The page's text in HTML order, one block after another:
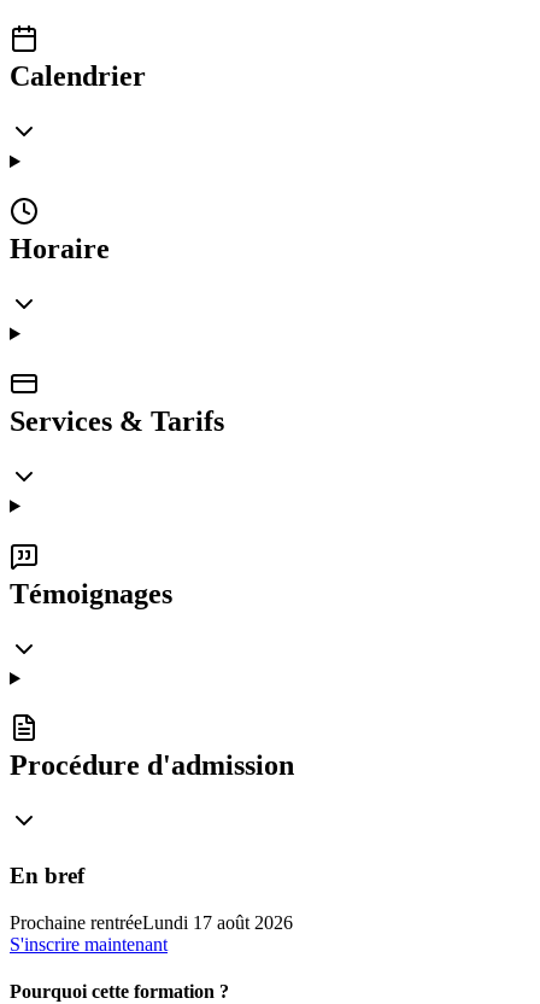
Calendrier
Horaire
Services & Tarifs
Témoignages
Procédure d'admission
En bref
Prochaine rentréeLundi 17 août 2026
S'inscrire maintenant
Pourquoi cette formation ?